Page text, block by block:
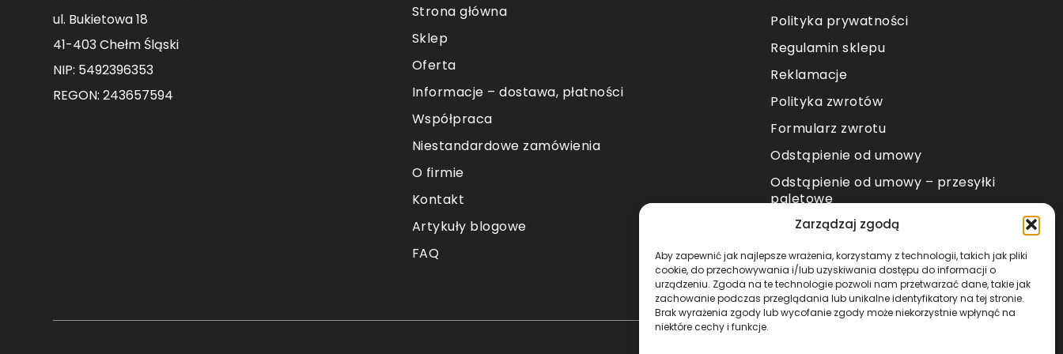
Zarządzaj zgodą
Aby zapewnić jak najlepsze wrażenia, korzystamy z technologii, takich jak pliki
cookie, do przechowywania i/lub uzyskiwania dostępu do informacji o
urządzeniu. Zgoda na te technologie pozwoli nam przetwarzać dane, takie jak
zachowanie podczas przeglądania lub unikalne identyfikatory na tej stronie.
Brak wyrażenia zgody lub wycofanie zgody może niekorzystnie wpłynąć na
niektóre cechy i funkcje.
ul. Bukietowa 18
41-403 Chełm Śląski
NIP: 5492396353
REGON: 243657594
Strona główna
Sklep
Oferta
Informacje – dostawa, płatności
Współpraca
Niestandardowe zamówienia
O firmie
Kontakt
Artykuły blogowe
FAQ
Polityka prywatności
Regulamin sklepu
Reklamacje
Polityka zwrotów
Formularz zwrotu
Odstąpienie od umowy
Odstąpienie od umowy – przesyłki
paletowe
METODY PŁATNOŚCI